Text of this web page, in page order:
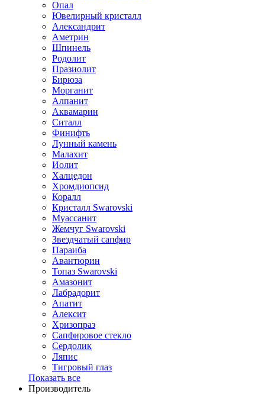
Опал
Ювелирный кристалл
Александрит
Аметрин
Шпинель
Родолит
Празиолит
Бирюза
Морганит
Алпанит
Аквамарин
Ситалл
Финифть
Лунный камень
Малахит
Иолит
Халцедон
Хромдиопсид
Коралл
Кристалл Swarovski
Муассанит
Жемчуг Swarovski
Звездчатый сапфир
Параиба
Авантюрин
Топаз Swarovski
Амазонит
Лабрадорит
Апатит
Алексит
Хризопраз
Сапфировое стекло
Сердолик
Ляпис
Тигровый глаз
Показать все
Производитель